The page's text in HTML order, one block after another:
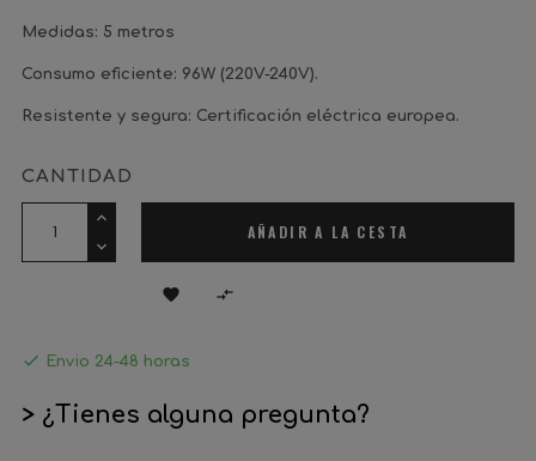
Medidas: 5 metros
Consumo eficiente: 96W (220V-240V).
Resistente y segura: Certificación eléctrica europea.
CANTIDAD
AÑADIR A LA CESTA
 
 Envio 24-48 horas
> ¿Tienes alguna pregunta?